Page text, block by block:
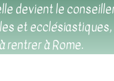
devient le
et
rentrer à Rome.